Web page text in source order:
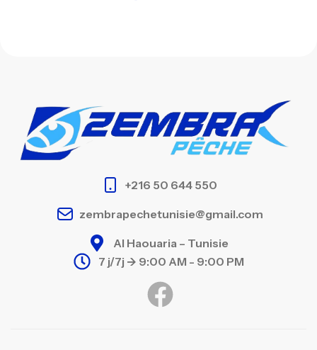
+216 50 644 550
zembrapechetunisie@gmail.com
Al Haouaria – Tunisie
7 j/7j -> 9:00 AM - 9:00 PM